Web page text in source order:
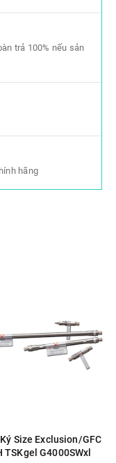
trả 100% nếu sản
hãng
Size Exclusion/GFC
TSKgel G4000SWxl